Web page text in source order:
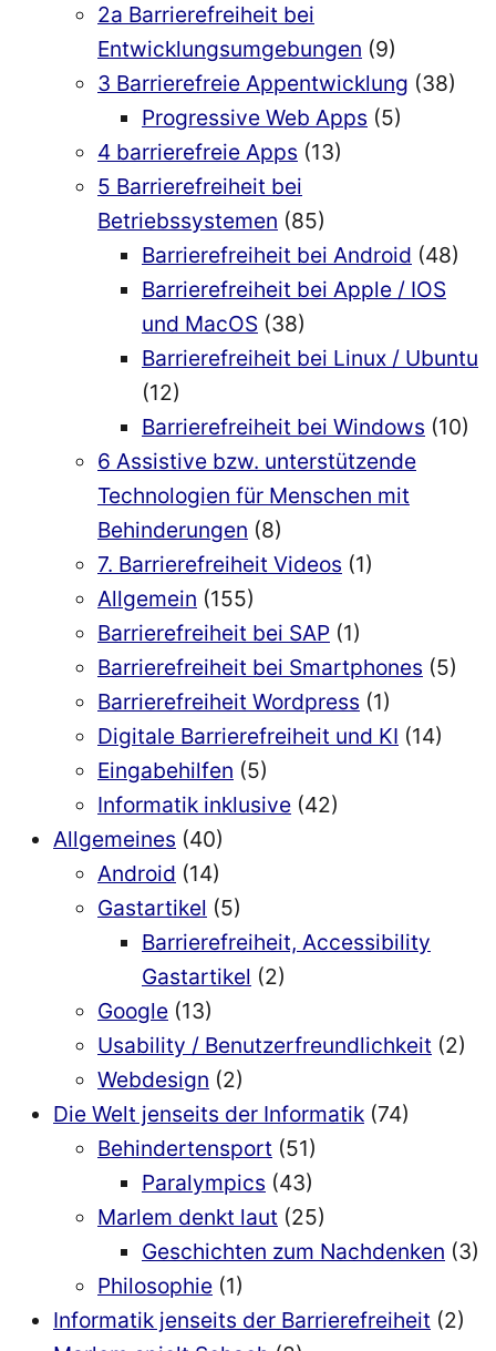
2a Barrierefreiheit bei
Entwicklungsumgebungen (9)
3 Barrierefreie Appentwicklung (38)
Progressive Web Apps (5)
4 barrierefreie Apps (13)
5 Barrierefreiheit bei
Betriebssystemen (85)
Barrierefreiheit bei Android (48)
Barrierefreiheit bei Apple / IOS
und MacOS (38)
Barrierefreiheit bei Linux / Ubuntu
(12)
Barrierefreiheit bei Windows (10)
6 Assistive bzw. unterstützende
Technologien für Menschen mit
Behinderungen (8)
7. Barrierefreiheit Videos (1)
Allgemein (155)
Barrierefreiheit bei SAP (1)
Barrierefreiheit bei Smartphones (5)
Barrierefreiheit Wordpress (1)
Digitale Barrierefreiheit und KI (14)
Eingabehilfen (5)
Informatik inklusive (42)
Allgemeines (40)
Android (14)
Gastartikel (5)
Barrierefreiheit, Accessibility
Gastartikel (2)
Google (13)
Usability / Benutzerfreundlichkeit (2)
Webdesign (2)
Die Welt jenseits der Informatik (74)
Behindertensport (51)
Paralympics (43)
Marlem denkt laut (25)
Geschichten zum Nachdenken (3)
Philosophie (1)
Informatik jenseits der Barrierefreiheit (2)